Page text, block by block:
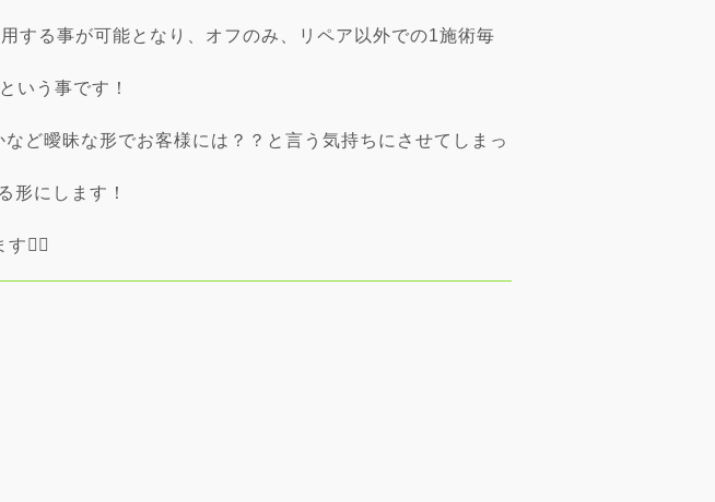
する事が可能となり、オフのみ、リペア以外での1施術毎
いう事です！
ど曖昧な形でお客様には？？と言う気持ちにさせてしまっ
形にします！
🙇‍♀️